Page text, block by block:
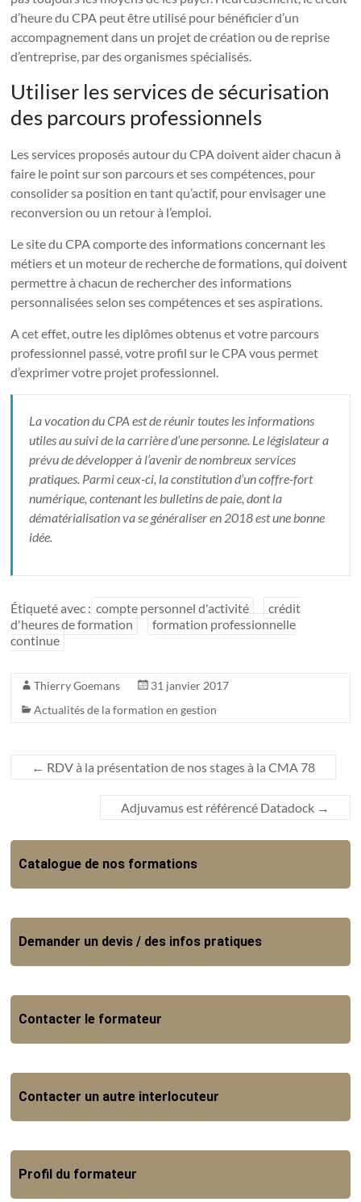
d’heure du CPA peut être utilisé pour bénéficier d’un
accompagnement dans un projet de création ou de reprise
d’entreprise, par des organismes spécialisés.
Utiliser les services de sécurisation
des parcours professionnels
Les services proposés autour du CPA doivent aider chacun à
faire le point sur son parcours et ses compétences, pour
consolider sa position en tant qu’actif, pour envisager une
reconversion ou un retour à l’emploi.
Le site du CPA comporte des informations concernant les
métiers et un moteur de recherche de formations, qui doivent
permettre à chacun de rechercher des informations
personnalisées selon ses compétences et ses aspirations.
A cet effet, outre les diplômes obtenus et votre parcours
professionnel passé, votre profil sur le CPA vous permet
d’exprimer votre projet professionnel.
La vocation du CPA est de réunir toutes les informations
utiles au suivi de la carrière d’une personne. Le législateur a
prévu de développer à l’avenir de nombreux services
pratiques. Parmi ceux-ci, la constitution d’un coffre-fort
numérique, contenant les bulletins de paie, dont la
dématérialisation va se généraliser en 2018 est une bonne
idée.
Étiqueté avec : compte personnel d'activité
crédit
d'heures de formation
formation professionnelle
continue
Thierry Goemans
31 janvier 2017
Actualités de la formation en gestion
← RDV à la présentation de nos stages à la CMA 78
Adjuvamus est référencé Datadock →
Catalogue de nos formations
Demander un devis / des infos pratiques
Contacter le formateur
Contacter un autre interlocuteur
Profil du formateur